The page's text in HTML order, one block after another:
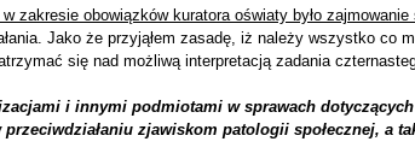
zakresie obowiązków kuratora oświaty było zajmowanie
Jako że przyjąłem zasadę, iż należy wszystko co
się nad możliwą interpretacją zadania
i innymi podmiotami w sprawach dotyczących
zjawiskom patologii społecznej, a